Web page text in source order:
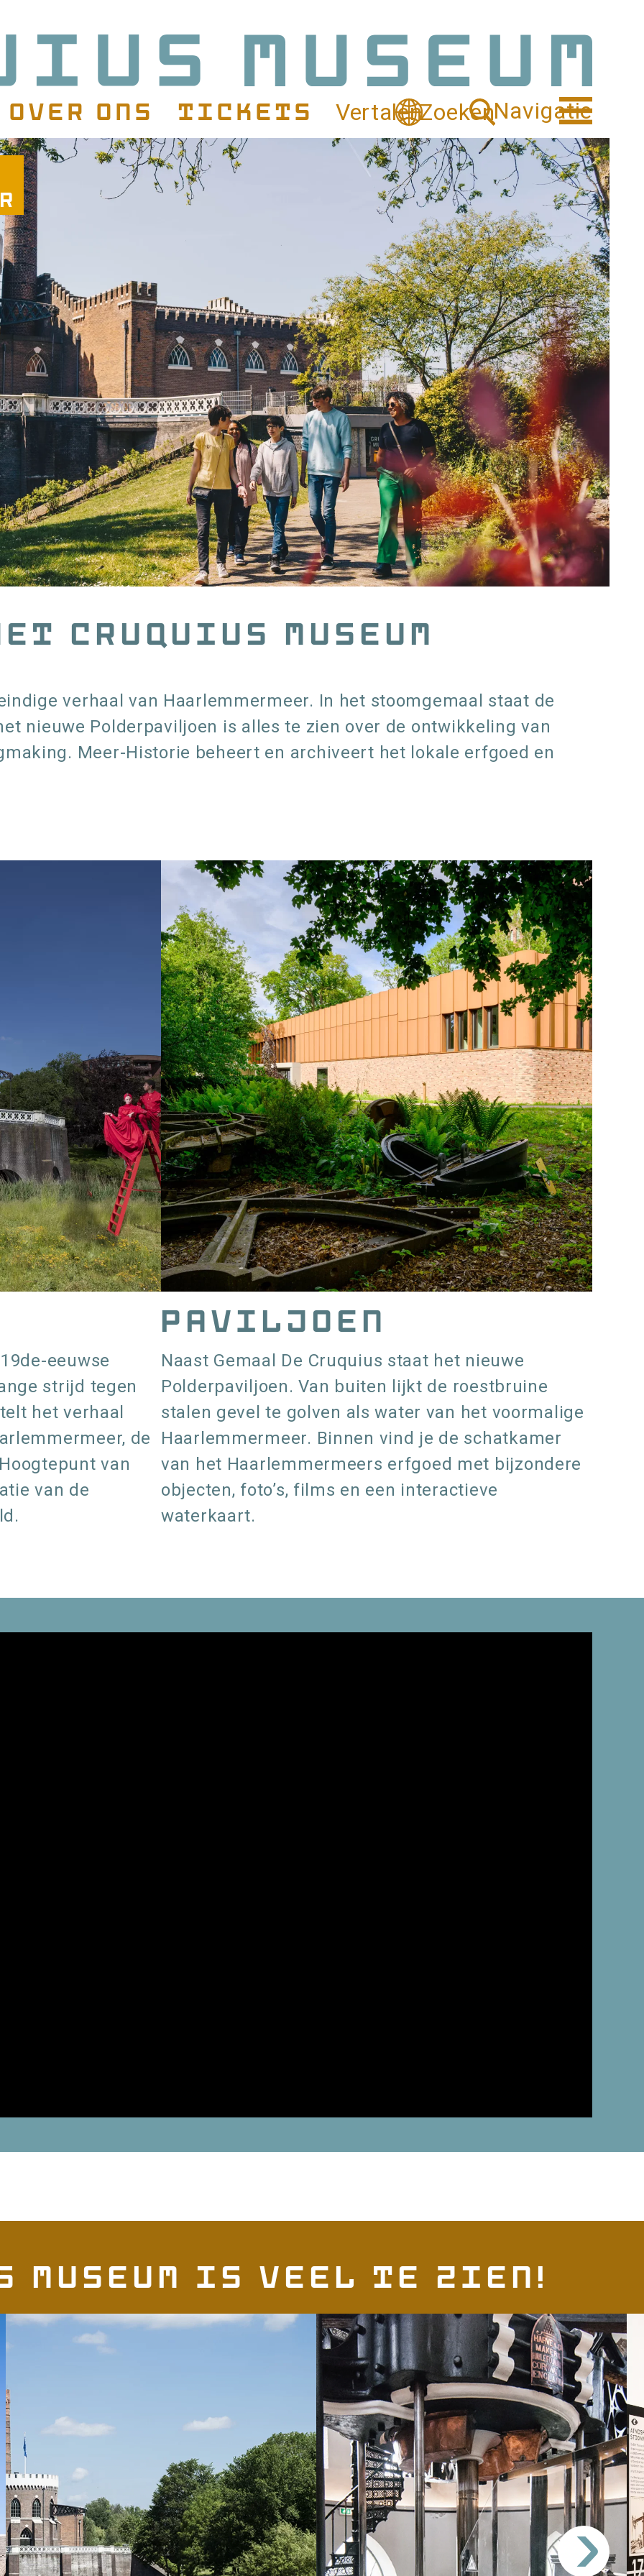
Over ons Tickets VertalenZoekenNavigatie
cruquius museum
verhaal van Haarlemmermeer. In het stoomgemaal staat de
nieuwe Polderpaviljoen is alles te zien over de ontwikkeling van
Meer-Historie beheert en archiveert het lokale erfgoed en
eeuwse
strijd tegen
het verhaal
de
van
van de
Paviljoen
Naast Gemaal De Cruquius staat het nieuwe
Polderpaviljoen. Van buiten lijkt de roestbruine
stalen gevel te golven als water van het voormalige
Haarlemmermeer. Binnen vind je de schatkamer
van het Haarlemmermeers erfgoed met bijzondere
objecten, foto’s, films en een interactieve
waterkaart.
Museum is veel te zien!
>